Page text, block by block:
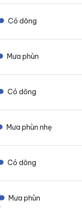
Có dông
Mưa phùn
Có dông
Mưa phùn nhẹ
Có dông
Mưa phùn